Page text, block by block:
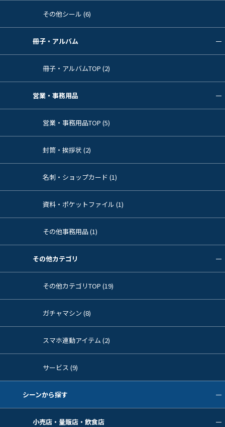
その他シール (6)
冊子・アルバム
冊子・アルバムTOP (2)
営業・事務用品
営業・事務用品TOP (5)
封筒・挨拶状 (2)
名刺・ショップカード (1)
資料・ポケットファイル (1)
その他事務用品 (1)
その他カテゴリ
その他カテゴリTOP (19)
ガチャマシン (8)
スマホ連動アイテム (2)
サービス (9)
シーンから探す
小売店・量販店・飲食店